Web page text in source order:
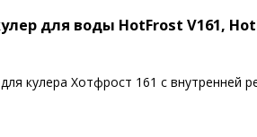
для воды HotFrost V161,
кулера Хотфрост 161 с внутренней